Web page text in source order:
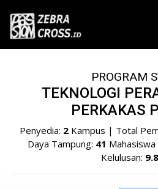
PROGRAM
TEKNOLOGI
PERKAKAS
Penyedia: 2 Kampus | Total
Daya Tampung: 41
Kelulusan: